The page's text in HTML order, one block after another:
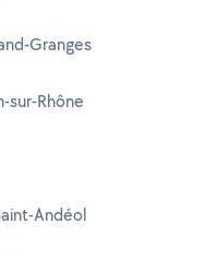
Granges
sur-Rhône
Andéol